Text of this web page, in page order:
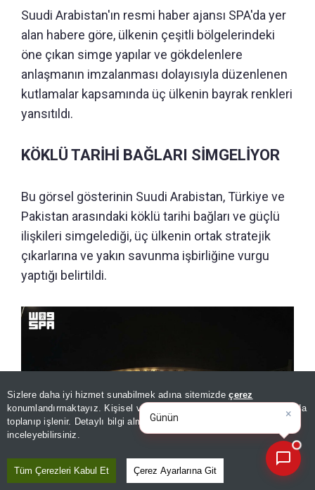
Sizlere daha iyi hizmet sunabilmek adına sitemizdeçerez
konumlandırmaktayız. Kişisel verileriniz, KVKK ve GDPR kapsamında
toplanıp işlenir. Detaylı bilgi almak içinAydınlatma Metnimizi
inceleyebilirsiniz.
Tüm Çerezleri Kabul Et Çerez Ayarlarına Git
Suudi Arabistan'ın resmi haber ajansı SPA'da yer
alan habere göre, ülkenin çeşitli bölgelerindeki
öne çıkan simge yapılar ve gökdelenlere
anlaşmanın imzalanması dolayısıyla düzenlenen
kutlamalar kapsamında üç ülkenin bayrak renkleri
yansıtıldı.
KÖKLÜ TARİHİ BAĞLARI SİMGELİYOR
Bu görsel gösterinin Suudi Arabistan, Türkiye ve
Pakistan arasındaki köklü tarihi bağları ve güçlü
ilişkileri simgelediği, üç ülkenin ortak stratejik
çıkarlarına ve yakın savunma işbirliğine vurgu
yaptığı belirtildi.
×
Günün spor, gündem ve
ekonomi gelişmelerini a